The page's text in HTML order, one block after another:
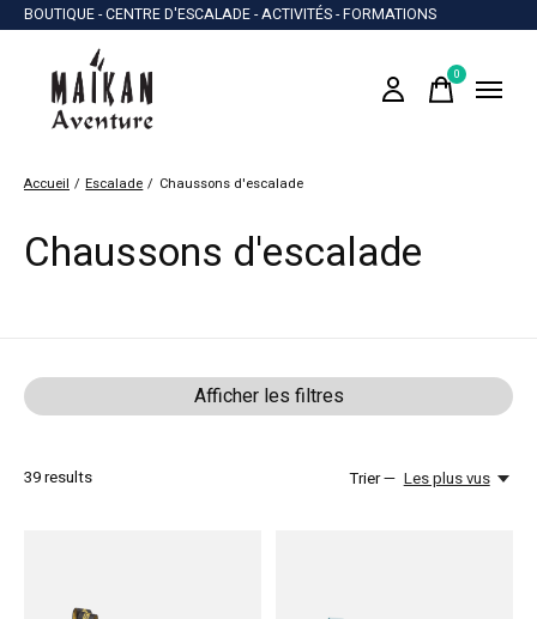
BOUTIQUE - CENTRE D'ESCALADE - ACTIVITÉS - FORMATIONS
0items
Accueil / Escalade / Chaussons d'escalade
Chaussons d'escalade
Afficher les filtres
39results Trier — Les plus vus